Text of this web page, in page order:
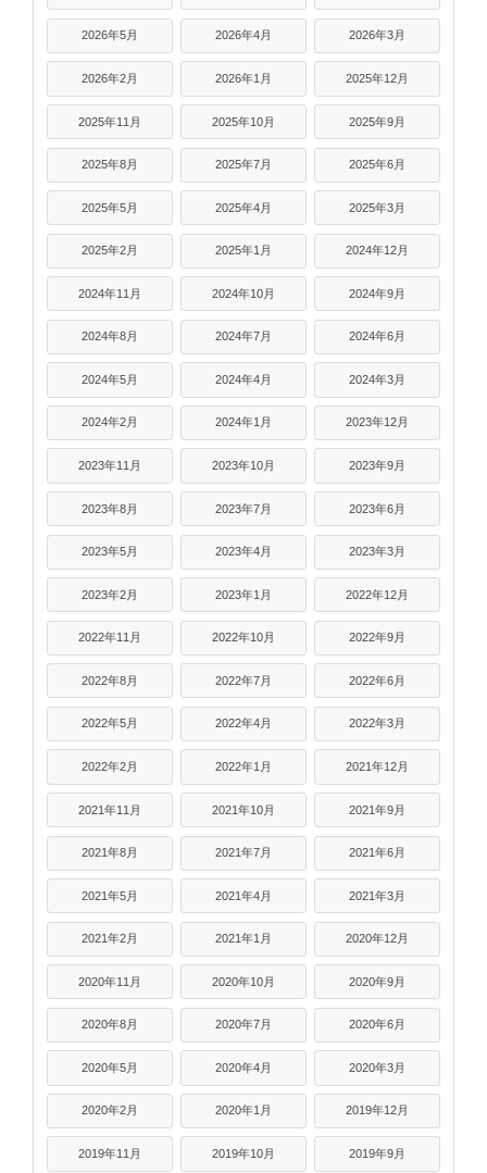
2026年5月 2026年4月 2026年3月
2026年2月 2026年1月 2025年12月
2025年11月 2025年10月 2025年9月
2025年8月 2025年7月 2025年6月
2025年5月 2025年4月 2025年3月
2025年2月 2025年1月 2024年12月
2024年11月 2024年10月 2024年9月
2024年8月 2024年7月 2024年6月
2024年5月 2024年4月 2024年3月
2024年2月 2024年1月 2023年12月
2023年11月 2023年10月 2023年9月
2023年8月 2023年7月 2023年6月
2023年5月 2023年4月 2023年3月
2023年2月 2023年1月 2022年12月
2022年11月 2022年10月 2022年9月
2022年8月 2022年7月 2022年6月
2022年5月 2022年4月 2022年3月
2022年2月 2022年1月 2021年12月
2021年11月 2021年10月 2021年9月
2021年8月 2021年7月 2021年6月
2021年5月 2021年4月 2021年3月
2021年2月 2021年1月 2020年12月
2020年11月 2020年10月 2020年9月
2020年8月 2020年7月 2020年6月
2020年5月 2020年4月 2020年3月
2020年2月 2020年1月 2019年12月
2019年11月 2019年10月 2019年9月